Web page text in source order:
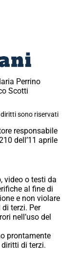
Perrino
Scotti
sono riservati
responsabile
dell’11 aprile
video o testi da
al fine di
e non violare
terzi. Per
nell’uso del
prontamente
di terzi.